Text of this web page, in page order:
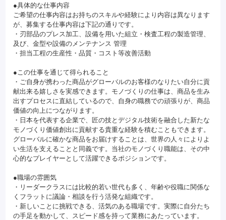
●具体的な仕事内容
ご希望の仕事内容はお持ちのスキルや経験により内容は異なります
が、募集する仕事内容は下記の通りです。
・刃部品のプレス加工、設備を用いた組立・検査工程の製造管理、
及び、金型や設備のメンテナンス 管理
・担当工程の生産性・品質・コスト等改善活動
●この仕事を通じて得られること
・ご自身が携わった商品がグローバルのお客様のなりたい自分に貢
献出来る嬉しさを実感できます。モノづくりの仕事は、商品を生み
出すプロセスに直結しているので、自身の職務での頑張りが、商品
価値の向上につながります。
・日本を代表する企業で、匠の技とデジタル技術を融合した新たな
モノづくり価値創出に貢献する貴重な経験を積むこともできます。
グローバルに確かな商品をお届けすることは、世界の人々によりよ
い生活を支えることと同義です。当社のモノづくり職能は、その中
心的なプレイヤーとして活躍できるポジションです。
●職場の雰囲気
・リーダークラスには比較的若い世代も多く、年齢や役職に関係な
くフラットに議論・相談を行う活発な組織です。
・新しいことに挑戦できる、活気のある職場です。実際に自分たち
の手足を動かして、スピード感を持って業務にあたっています。